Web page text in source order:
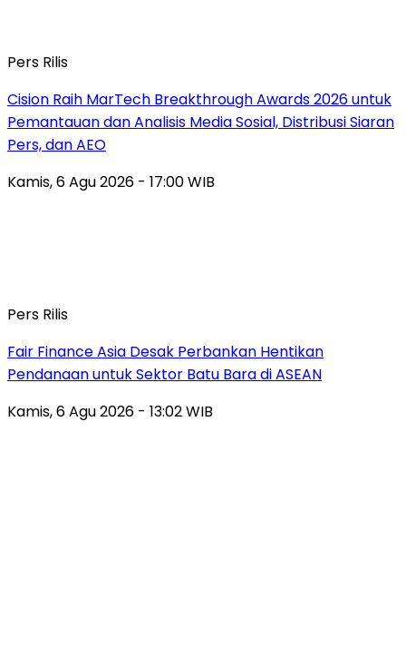
Pers Rilis
Cision Raih MarTech Breakthrough Awards 2026 untuk
Pemantauan dan Analisis Media Sosial, Distribusi Siaran
Pers, dan AEO
Kamis, 6 Agu 2026 - 17:00 WIB
Pers Rilis
Fair Finance Asia Desak Perbankan Hentikan
Pendanaan untuk Sektor Batu Bara di ASEAN
Kamis, 6 Agu 2026 - 13:02 WIB